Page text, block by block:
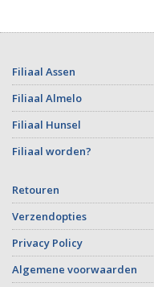
Filiaal Assen
Filiaal Almelo
Filiaal Hunsel
Filiaal worden?
Retouren
Verzendopties
Privacy Policy
Algemene voorwaarden